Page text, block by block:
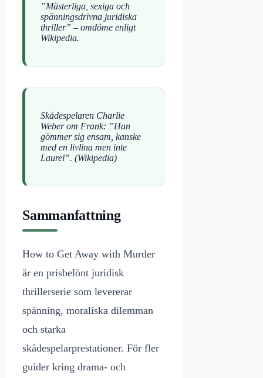
”Mästerliga, sexiga och
spänningsdrivna juridiska
thriller” – omdöme enligt
Wikipedia.
Skådespelaren Charlie
Weber om Frank: ”Han
gömmer sig ensam, kanske
med en livlina men inte
Laurel”. (Wikipedia)
Sammanfattning
How to Get Away with Murder
är en prisbelönt juridisk
thrillerserie som levererar
spänning, moraliska dilemman
och starka
skådespelarprestationer. För fler
guider kring drama- och